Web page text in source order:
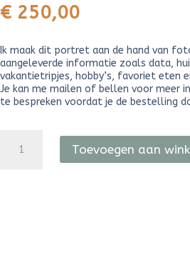
€ 250,00
Ik maak dit portret aan de hand van
aangeleverde informatie zoals data,
vakantietripjes, hobby’s, favoriet eten
Je kan me mailen of bellen voor meer
te bespreken voordat je de bestelling
portret
Toevoegen aan